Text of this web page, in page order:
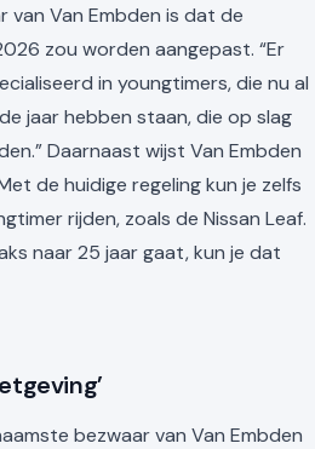
Van Embden is dat de
zou worden aangepast. “Er
in youngtimers, die nu al
jaar hebben staan, die op slag
Daarnaast wijst Van Embden
de huidige regeling kun je zelfs
rijden, zoals de Nissan Leaf.
naar 25 jaar gaat, kun je dat
bezwaar van Van Embden